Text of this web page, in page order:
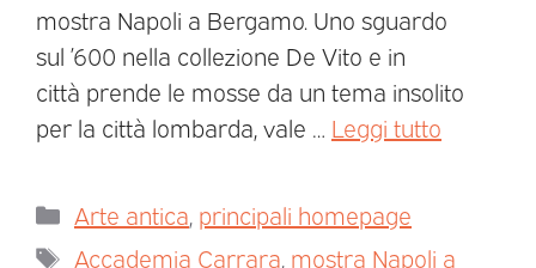
mostra Napoli a Bergamo. Uno sguardo
sul ’600 nella collezione De Vito e in
città prende le mosse da un tema insolito
per la città lombarda, vale … Leggi tutto
Arte antica principali homepage
Accademia Carrara mostra Napoli a